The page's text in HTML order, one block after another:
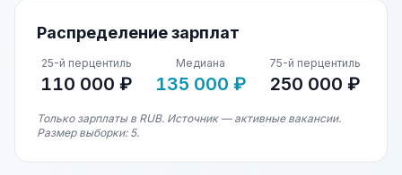
Распределение зарплат
25-й перцентиль
110 000 ₽
Медиана
135 000 ₽
75-й перцентиль
250 000 ₽
Только зарплаты в RUB. Источник — активные вакансии.
Размер выборки: 5.